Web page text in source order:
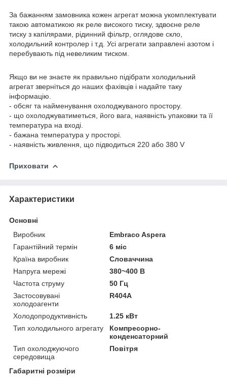
За бажанням замовника кожен агрегат можна укомплектувати
такою автоматикою як реле високого тиску, здвоєне реле
тиску з капілярами, рідинний фільтр, оглядове скло,
холодильний контролер і т.д. Усі агрегати заправлені азотом і
перебувають під невеликим тиском.
Якщо ви не знаєте як правильно підібрати холодильний
агрегат зверніться до наших фахівців і надайте таку
інформацію.
- обсяг та найменування охолоджуваного простору.
- що охолоджуватиметься, його вага, наявність упаковки та її
температура на вході.
- бажана температура у просторі.
- наявність живлення, що підводиться 220 або 380 V
Приховати
Характеристики
Основні
Виробник
Embraco Aspera
Гарантійний термін
6 міс
Країна виробник
Словаччина
Напруга мережі
380~400 В
Частота струму
50 Гц
Застосовувані
холодоагенти
R404A
Холодопродуктивність
1.25 кВт
Тип холодильного агрегату
Компресорно-
конденсаторний
Тип охолоджуючого
середовища
Повітря
Габаритні розміри